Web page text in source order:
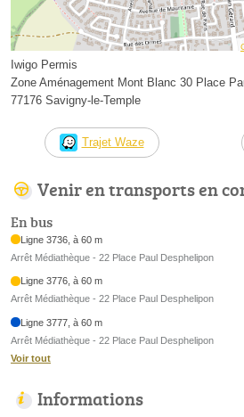
Iwigo Permis
Zone Aménagement Mont Blanc 30 Place
77176 Savigny-le-Temple
Trajet Waze
Venir en transports en
En bus
Ligne 3736, à 60 m
Arrêt Médiathèque - 22 Place Paul Desphelipon
Ligne 3776, à 60 m
Arrêt Médiathèque - 22 Place Paul Desphelipon
Ligne 3777, à 60 m
Arrêt Médiathèque - 22 Place Paul Desphelipon
Voir tout
Informations